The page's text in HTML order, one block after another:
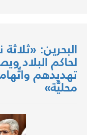
البحرين:
لحاكم البلاد
تهديدهم
محليَّة»